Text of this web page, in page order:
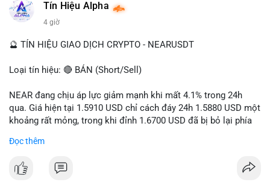
#vlikevn #titanbot
📰 Nguồn: Cointelegraph
Tín Hiệu Alpha
4 giờ
🔮 TÍN HIỆU GIAO DỊCH CRYPTO - NEARUSDT
Loại tín hiệu: 🔴 BÁN (Short/Sell)
NEAR đang chịu áp lực giảm mạnh khi mất 4.1% trong 24h
qua. Giá hiện tại 1.5910 USD chỉ cách đáy 24h 1.5880 USD một
khoảng rất mỏng, trong khi đỉnh 1.6700 USD đã bị bỏ lại phía
kiểm soát hoàn toàn. Khối lượng giao dịch 10.29 triệu NEAR
tiếp diễn.
Đọc thêm